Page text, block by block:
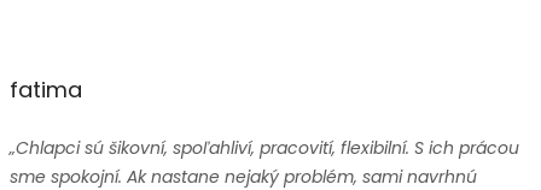
fatima
„Chlapci sú šikovní, spoľahliví, pracovití, flexibilní. S ich prácou
sme spokojní. Ak nastane nejaký problém, sami navrhnú